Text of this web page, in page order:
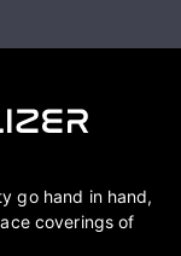
go hand in hand,
coverings of